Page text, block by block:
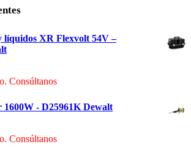
líquidos XR Flexvolt 54V –
Consúltanos
- D25961K Dewalt
Consúltanos